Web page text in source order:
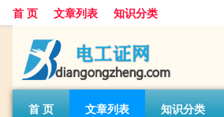
首 页 文章列表 知识分类
首 页 文章列表 知识分类